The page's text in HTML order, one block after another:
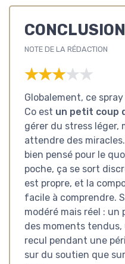
CONCLUSION
NOTE DE LA RÉDACTION
★★★★★
★★★★★
Globalement, ce
Co est un petit coup
gérer du stress léger,
attendre des
bien pensé pour le
poche, ça se sort
est propre, et la
facile à comprendre.
modéré mais réel : un
des moments tendus,
recul pendant une
sur du soutien que